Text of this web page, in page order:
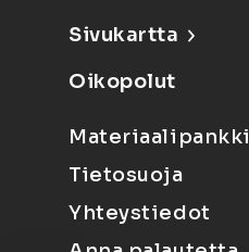
Sivukartta
Oikopolut
Materiaalipankki
Tietosuoja
Yhteystiedot